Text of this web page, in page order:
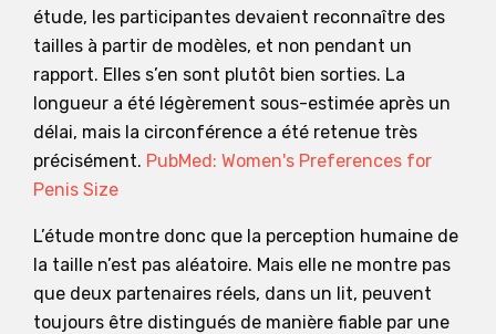
étude, les participantes devaient reconnaître des
tailles à partir de modèles, et non pendant un
rapport. Elles s’en sont plutôt bien sorties. La
longueur a été légèrement sous-estimée après un
délai, mais la circonférence a été retenue très
précisément. PubMed: Women's Preferences for
Penis Size
L’étude montre donc que la perception humaine de
la taille n’est pas aléatoire. Mais elle ne montre pas
que deux partenaires réels, dans un lit, peuvent
toujours être distingués de manière fiable par une